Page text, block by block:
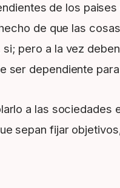
de los
de que las
pero a la vez
ser dependiente
a las
sepan fijar